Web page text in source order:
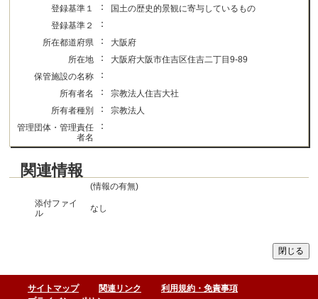
登録基準１ ：
国土の歴史的景観に寄与しているもの
登録基準２
：
所在都道府県 ：
大阪府
所在地
：
大阪府大阪市住吉区住吉二丁目9-89
保管施設の名称
：
所有者名 ：
宗教法人住吉大社
所有者種別
：
宗教法人
管理団体・管理責任
者名
：
関連情報
(情報の有無)
添付ファイ
ル
なし
サイトマップ 関連リンク
利用規約・免責事項